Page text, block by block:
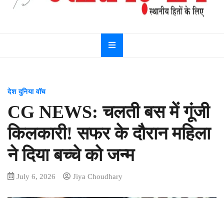
Dainik
Chhattisgarh
watch
देश दुनिया वॉच
CG NEWS: चलती बस में गूंजी
किलकारी! सफर के दौरान महिला
ने दिया बच्चे को जन्म
July 6, 2026 Jiya Choudhary